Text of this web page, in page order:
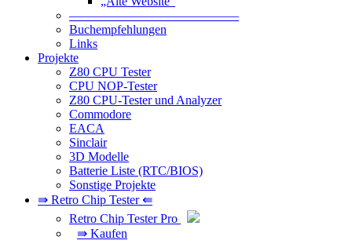
—————————————–
Buchempfehlungen
Links
Projekte
Z80 CPU Tester
CPU NOP-Tester
Z80 CPU-Tester und Analyzer
Commodore
EACA
Sinclair
3D Modelle
Batterie Liste (RTC/BIOS)
Sonstige Projekte
⇛ Retro Chip Tester ⇚
Retro Chip Tester Pro
⇛ Kaufen